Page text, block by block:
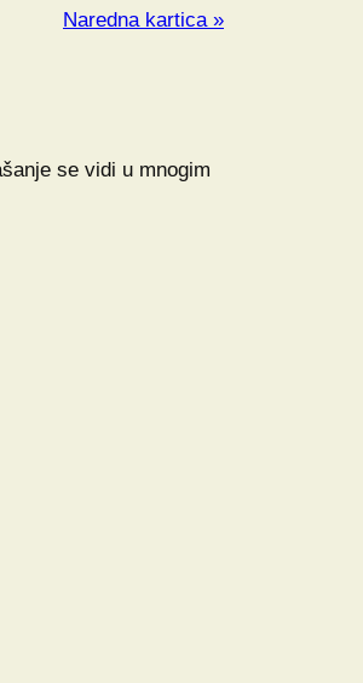
Naredna kartica »
se vidi u mnogim